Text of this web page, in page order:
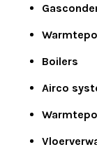
Boilers
Airco